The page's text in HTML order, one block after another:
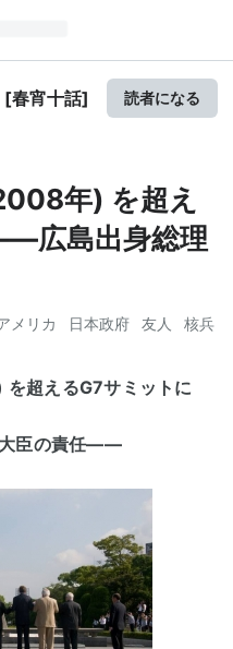
春宵十話] 読者になる
年) を超え
広島出身総理
メリカ 日本政府 友人
核兵
を超えるG7サミットに
臣の責任――